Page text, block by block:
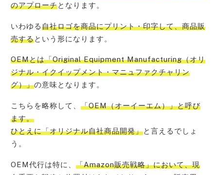
のアプローチとなります。
いわゆる自社ロゴを商品にプリント・印字して、商品販
売するという形になります。
OEMとは「Original Equipment Manufacturing（オリ
ジナル・イクイップメント・マニュファクチャリン
グ）」の意味となります。
こちらを略称して、「OEM（オーイーエム）」と呼び
ます。
ひとえに「オリジナル自社商品開発」と言えるでしょ
う。
OEM代行は特に、「Amazon販売戦略」において、現